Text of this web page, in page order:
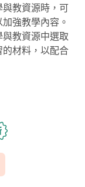
教資源時，可
強教學內容。
教資源中選取
材料，以配合